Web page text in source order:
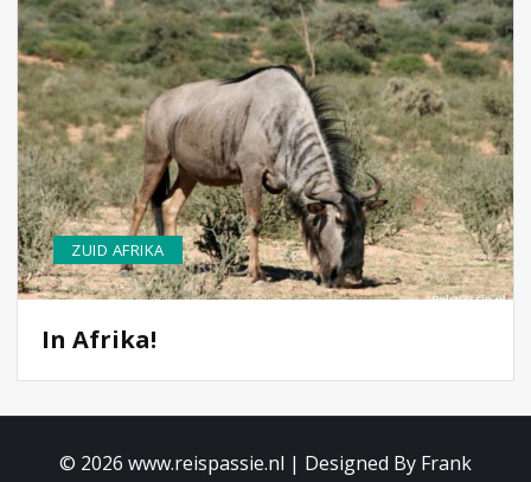
ZUID AFRIKA
In Afrika!
© 2026 www.reispassie.nl | Designed By Frank